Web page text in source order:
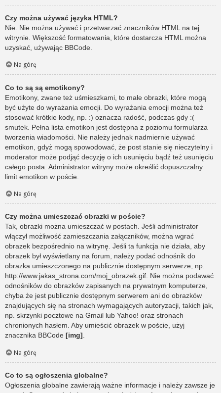
Czy można używać języka HTML?
Nie. Nie można używać i przetwarzać znaczników HTML na tej
witrynie. Większość formatowania, które dostarcza HTML można
uzyskać, używając BBCode.
Na górę
Co to są są emotikony?
Emotikony, zwane też uśmieszkami, to małe obrazki, które mogą
być użyte do wyrażania emocji. Do wyrażania emocji można też
stosować krótkie kody, np. :) oznacza radość, podczas gdy :(
smutek. Pełna lista emotikon jest dostępna z poziomu formularza
tworzenia wiadomości. Nie należy jednak nadmiernie używać
emotikon, gdyż mogą spowodować, że post stanie się nieczytelny i
moderator może podjąć decyzję o ich usunięciu bądź też usunięciu
całego posta. Administrator witryny może określić dopuszczalny
limit emotikon w poście.
Na górę
Czy można umieszczać obrazki w poście?
Tak, obrazki można umieszczać w postach. Jeśli administrator
włączył możliwość zamieszczania załączników, można wgrać
obrazek bezpośrednio na witrynę. Jeśli ta funkcja nie działa, aby
obrazek był wyświetlany na forum, należy podać odnośnik do
obrazka umieszczonego na publicznie dostępnym serwerze, np.
http://www.jakas_strona.com/moj_obrazek.gif. Nie można podawać
odnośników do obrazków zapisanych na prywatnym komputerze,
chyba że jest publicznie dostępnym serwerem ani do obrazków
znajdujących się na stronach wymagających autoryzacji, takich jak,
np. skrzynki pocztowe na Gmail lub Yahoo! oraz stronach
chronionych hasłem. Aby umieścić obrazek w poście, użyj
znacznika BBCode [img].
Na górę
Co to są ogłoszenia globalne?
Ogłoszenia globalne zawierają ważne informacje i należy zawsze je